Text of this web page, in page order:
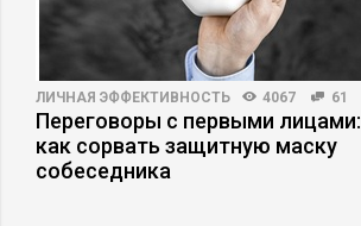
ЛИЧНАЯ ЭФФЕКТИВНОСТЬ 4067 61
Переговоры с первыми лицами:
как сорвать защитную маску
собеседника